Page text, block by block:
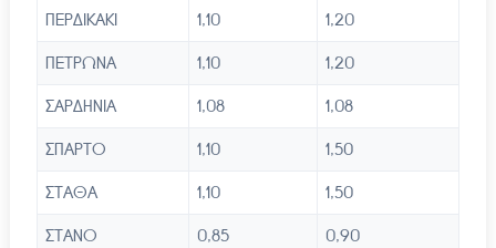
ΠΕΡΔΙΚΑΚΙ 1,10 1,20
ΠΕΤΡΩΝΑ 1,10 1,20
ΣΑΡΔΗΝΙΑ 1,08 1,08
ΣΠΑΡΤΟ 1,10 1,50
ΣΤΑΘΑ 1,10 1,50
ΣΤΑΝΟ 0,85 0,90